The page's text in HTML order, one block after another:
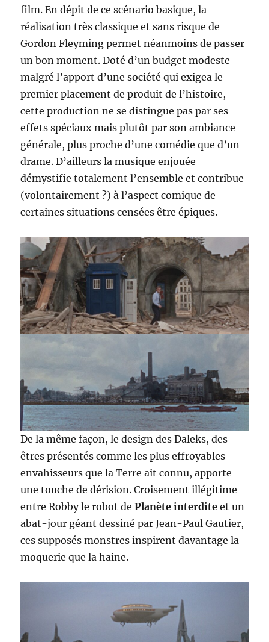
film. En dépit de ce scénario basique, la
réalisation très classique et sans risque de
Gordon Fleyming permet néanmoins de passer
un bon moment. Doté d’un budget modeste
malgré l’apport d’une société qui exigea le
premier placement de produit de l’histoire,
cette production ne se distingue pas par ses
effets spéciaux mais plutôt par son ambiance
générale, plus proche d’une comédie que d’un
drame. D’ailleurs la musique enjouée
démystifie totalement l’ensemble et contribue
(volontairement ?) à l’aspect comique de
certaines situations censées être épiques.
De la même façon, le design des Daleks, des
êtres présentés comme les plus effroyables
envahisseurs que la Terre ait connu, apporte
une touche de dérision. Croisement illégitime
entre Robby le robot dePlanète interdite et un
abat-jour géant dessiné par Jean-Paul Gautier,
ces supposés monstres inspirent davantage la
moquerie que la haine.